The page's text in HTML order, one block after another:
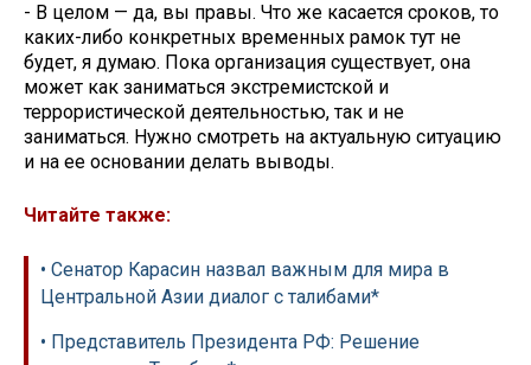
- В целом — да, вы правы. Что же касается сроков, то
каких-либо конкретных временных рамок тут не
будет, я думаю. Пока организация существует, она
может как заниматься экстремистской и
террористической деятельностью, так и не
заниматься. Нужно смотреть на актуальную ситуацию
и на ее основании делать выводы.
Читайте также:
• Сенатор Карасин назвал важным для мира в
Центральной Азии диалог с талибами*
• Представитель Президента РФ: Решение